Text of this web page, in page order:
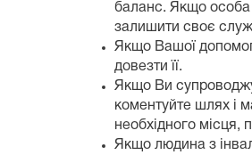
баланс. Якщо особа
залишити своє
Якщо Вашої
довезти її.
Якщо Ви
коментуйте шлях і
необхідного місця,
Якщо людина з